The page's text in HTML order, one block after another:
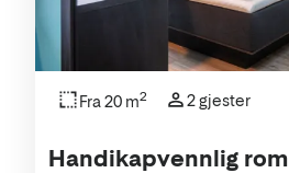
Handikapvennlig rom
Fra 20 m2 2 gjester